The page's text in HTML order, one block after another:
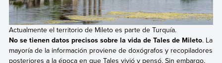
Actualmente el territorio de Mileto es parte de Turquía.
No se tienen datos precisos sobre la vida de Tales de Mileto. La
mayoría de la información proviene de doxógrafos y recopiladores
posteriores a la época en que Tales vivió y pensó. Sin embargo,